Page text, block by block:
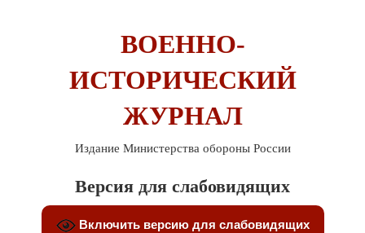
ВОЕННО-
ИСТОРИЧЕСКИЙ
ЖУРНАЛ
Издание Министерства обороны России
Версия для слабовидящих
Включить версию для слабовидящих